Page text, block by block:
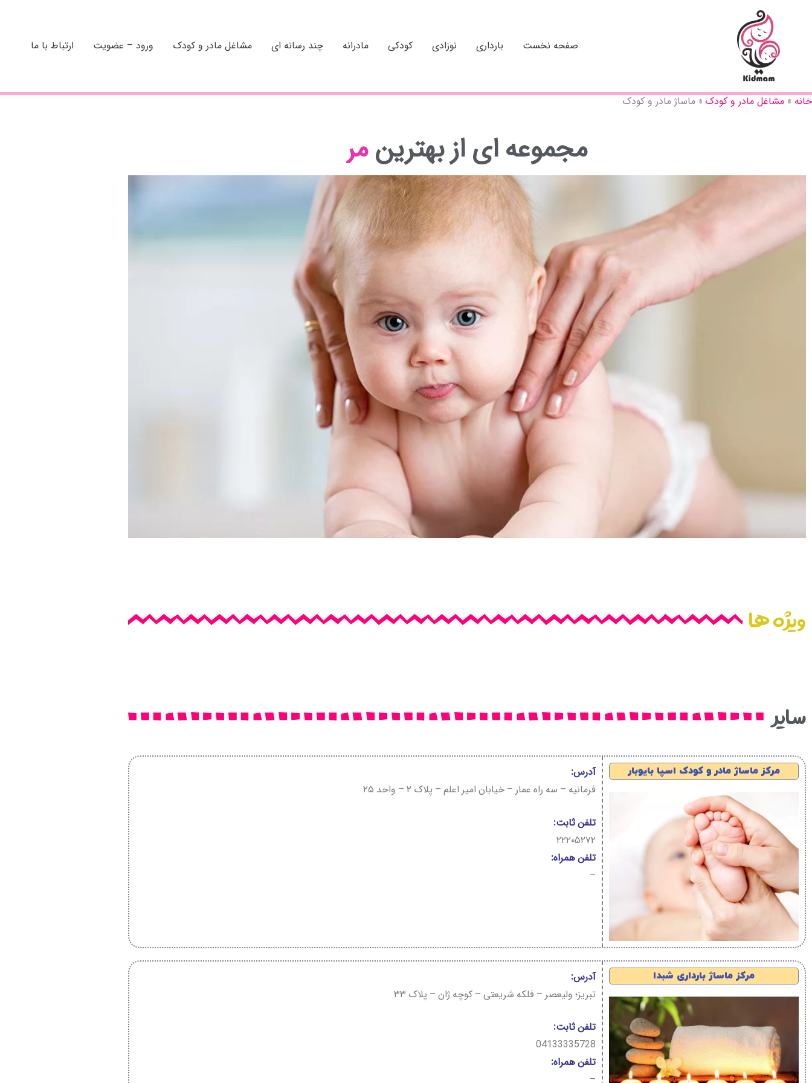
صفحه نخست بارداری نوزادی کودکی مادرانه چند رسانه ای مشاغل مادر و کودک ورود – عضویت ارتباط با ما
خانه مشاغل مادر و کودک ماساژ مادر و کودک
مجموعه ای از بهترین مر اکز
ویژه ها
سایر
مرکز ماساژ مادر و کودک اسپا بایوبار
آدرس:
فرمانیه – سه راه عمار – خیابان امیر اعلم – پلاک ۲ – واحد ۲۵
تلفن ثابت:
۲۲۲۰۵۲۷۲
تلفن همراه:
–
مرکز ماساژ بارداری شبدا
آدرس:
تبریز؛ ولیعصر – فلکه شریعتی – کوچه ژان – پلاک ۳۳
تلفن ثابت:
04133335728
تلفن همراه:
–